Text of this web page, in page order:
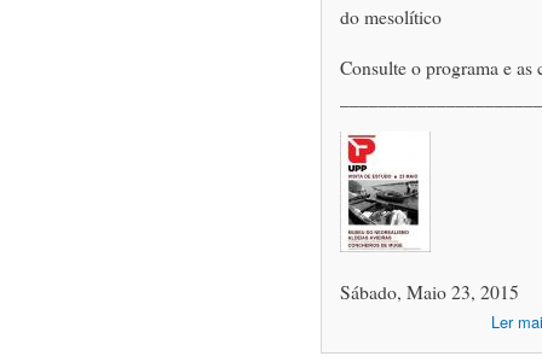
do mesolítico
Consulte o programa e
Sábado, Maio 23, 2015
Ler